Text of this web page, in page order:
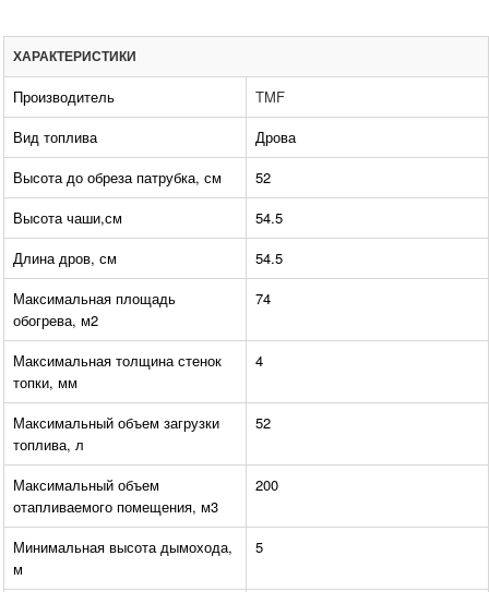
ХАРАКТЕРИСТИКИ
Производитель
TMF
Вид топлива
Дрова
Высота до обреза патрубка, см
52
Высота чаши,см
54.5
Длина дров, см
54.5
Максимальная площадь
обогрева, м2
74
Максимальная толщина стенок
топки, мм
4
Максимальный объем загрузки
топлива, л
52
Максимальный объем
отапливаемого помещения, м3
200
Минимальная высота дымохода,
м
5